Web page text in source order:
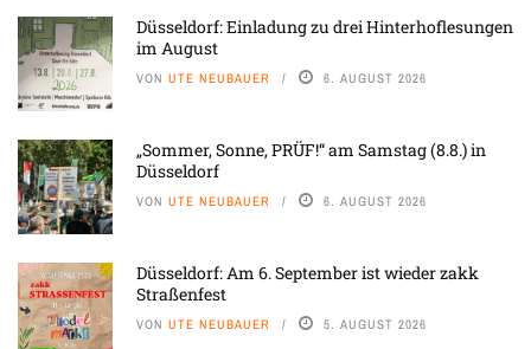
Düsseldorf: Einladung zu drei Hinterhoflesungen
im August
VON UTE NEUBAUER 6. AUGUST 2026
„Sommer, Sonne, PRÜF!“ am Samstag (8.8.) in
Düsseldorf
VON UTE NEUBAUER 6. AUGUST 2026
Düsseldorf: Am 6. September ist wieder zakk
Straßenfest
VON UTE NEUBAUER 5. AUGUST 2026